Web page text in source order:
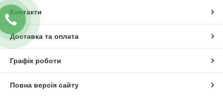
Контакти
Доставка та оплата
Графік роботи
Повна версія сайту